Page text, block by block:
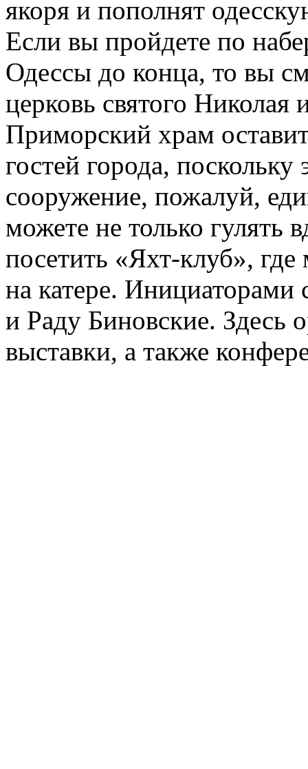
якоря и пополнят
Если вы пройдете по
Одессы до конца, то вы
церковь святого
Приморский храм
гостей города, поскольку
сооружение, пожалуй,
можете не только гулять
посетить «Яхт-клуб»,
на катере. Инициаторами
и Раду Биновские. Здесь
выставки, а также